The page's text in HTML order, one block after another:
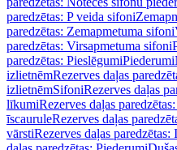
paredzētas: P veida sifoni
paredzētas: Zemapmetuma sifoni
paredzētas: Virsapmetuma sifoni
paredzētas: PieslēgumiPiederumi
izlietnēmRezerves daļas
izlietnēmSifoniRezerves daļas
līkumiRezerves daļas
īscauruleRezerves daļas
vārstiRezerves daļas paredzētas: